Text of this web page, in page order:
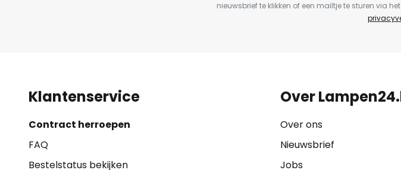
nieuwsbrief te klikken of een mailtje te sturen via het
Klantenservice
Contract herroepen
FAQ
Bestelstatus bekijken
Over
Over ons
Nieuwsbrief
Jobs